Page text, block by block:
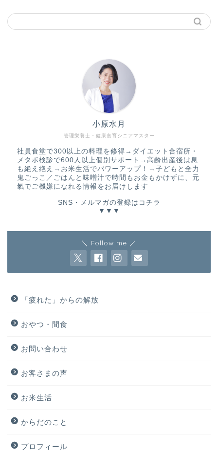
管理栄養士・健康食育シニアマスター
小原水月
社員食堂で300以上の料理を修得→ダイエット合宿所・
メタボ検診で600人以上個別サポート→高齢出産後は息
も絶え絶え→お米生活でパワーアップ！→子どもと全力
鬼ごっこ／ごはんと味噌汁で時間もお金もかけずに、元
氣でご機嫌になれる情報をお届けします
SNS・メルマガの登録はコチラ
▼▼▼
＼ Follow me ／
「疲れた」からの解放
おやつ・間食
お問い合わせ
お客さまの声
お米生活
からだのこと
プロフィール